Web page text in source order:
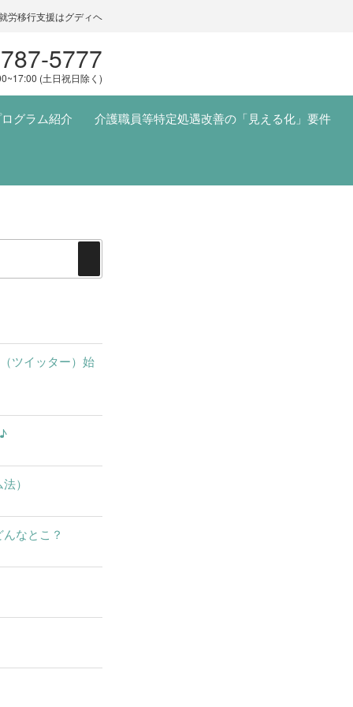
労移行支援はグディヘ
5777
(土日祝日除く)
グラム紹介 介護職員等特定処遇改善の「見える化」要件
索
ツイッター）始
）
なとこ？